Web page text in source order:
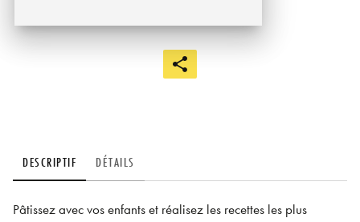
DESCRIPTIF DÉTAILS
Pâtissez avec vos enfants et réalisez les recettes les plus